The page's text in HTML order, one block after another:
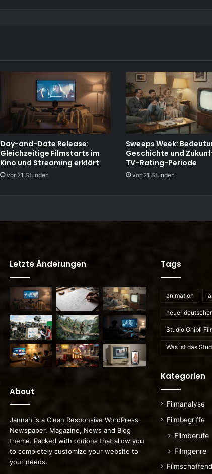
Day-and-Date Release:
Gleichzeitige Filmstarts im
Kino und Streaming erklärt
vor 21 Stunden
Sweeps Week:
Geschichte und
TV-Rating-Periode
vor 21 Stunden
Letzte Änderungen
About
Jannah is a Clean Responsive WordPress
Newspaper, Magazine, News and Blog
theme. Packed with options that allow you
to completely customize your website to
your needs.
Tags
animation
neuer
Studio Ghibli
Was ist das
Kategorien
Filmanalyse
Filmbegriffe
Filmberufe
Filmgenre